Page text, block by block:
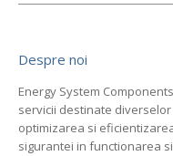
Despre noi
Energy System
servicii destinate
optimizarea si
sigurantei in functionarea